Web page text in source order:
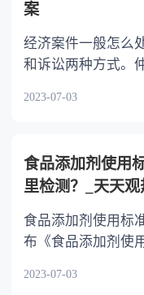
案
经济案件一般怎么
和诉讼两种方式。
2023-07-03
食品添加剂使用
里检测？_天天观
食品添加剂使用标
布《食品添加剂使
2023-07-03